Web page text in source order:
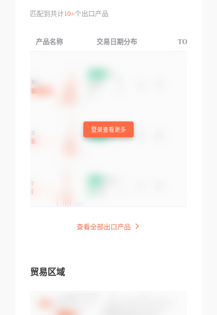
匹配到共计10+个出口产品
产品名称 交易日期分布 TOP3交易国
登录查看更多
查看全部出口产品
贸易区域